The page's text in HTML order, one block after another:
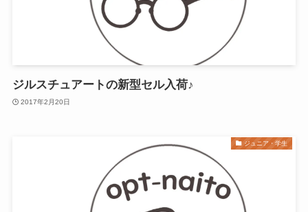
ジルスチュアートの新型セル入荷♪
2017年2月20日
ジュニア・学生